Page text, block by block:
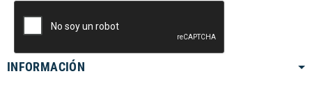
INFORMACIÓN